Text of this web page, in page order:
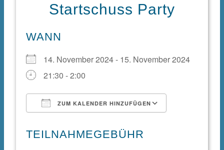
Startschuss Party
WANN
14. November 2024 - 15. November 2024
21:30 - 2:00
ZUM KALENDER HINZUFÜGEN
TEILNAHMEGEBÜHR